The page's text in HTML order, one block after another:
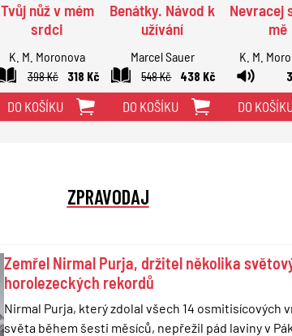
Tvůj nůž v mém
srdci
K. M. Moronova
398 Kč
318 Kč
DO KOŠÍKU
Benátky. Návod k
užívání
Marcel Sauer
548 Kč
438 Kč
DO KOŠÍKU
Nevracej
mě
K. M.
DO
ZPRAVODAJ
Zemřel Nirmal Purja, držitel několika
horolezeckých rekordů
Nirmal Purja, který zdolal všech 14 osmitisícových
světa během šesti měsíců, nepřežil pád laviny v